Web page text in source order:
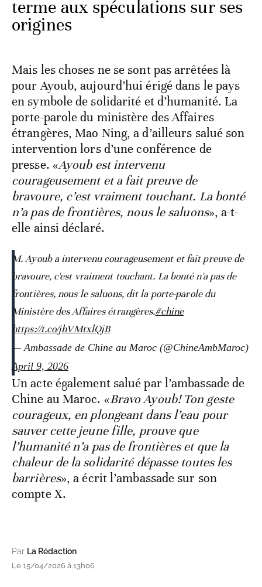
terme aux spéculations sur ses
origines
Mais les choses ne se sont pas arrêtées là
pour Ayoub, aujourd’hui érigé dans le pays
en symbole de solidarité et d’humanité. La
porte-parole du ministère des Affaires
étrangères, Mao Ning, a d’ailleurs salué son
intervention lors d’une conférence de
presse. «Ayoub est intervenu
courageusement et a fait preuve de
bravoure, c’est vraiment touchant. La bonté
n’a pas de frontières, nous le saluons», a-t-
elle ainsi déclaré.
M. Ayoub a intervenu courageusement et fait preuve de
bravoure, c'est vraiment touchant. La bonté n'a pas de
frontières, nous le saluons, dit la porte-parole du
Ministère des Affaires étrangères.#chine
https://t.co/jhVMtxlQjB
— Ambassade de Chine au Maroc (@ChineAmbMaroc)
April 9, 2026
Un acte également salué par l’ambassade de
Chine au Maroc. «Bravo Ayoub! Ton geste
courageux, en plongeant dans l’eau pour
sauver cette jeune fille, prouve que
l’humanité n’a pas de frontières et que la
chaleur de la solidarité dépasse toutes les
barrières», a écrit l’ambassade sur son
compte X.
Par La Rédaction
Le 15/04/2026 à 13h06